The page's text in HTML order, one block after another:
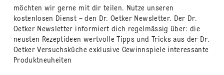
möchten wir gerne mit dir teilen. Nutze unseren
kostenlosen Dienst – den Dr. Oetker Newsletter. Der Dr.
Oetker Newsletter informiert dich regelmässig über: die
neusten Rezeptideen wertvolle Tipps und Tricks aus der Dr.
Oetker Versuchsküche exklusive Gewinnspiele interessante
Produktneuheiten